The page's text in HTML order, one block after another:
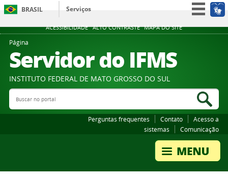
ACESSIBILIDADE ALTO CONTRASTE MAPA DO SITE
BRASIL
Serviços
Participe
Legislação
Canais
Página
Servidor do IFMS
INSTITUTO FEDERAL DE MATO GROSSO DO SUL
Buscar no portal
Perguntas frequentes Contato
Acesso a
sistemas
Comunicação